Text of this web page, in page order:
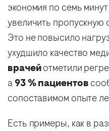
экономия по семь
увеличить пропускную
Это не повысило
ухудшило качество
врачейотметили
а93 % пациентов
сопоставимом опыте
Есть примеры, как в